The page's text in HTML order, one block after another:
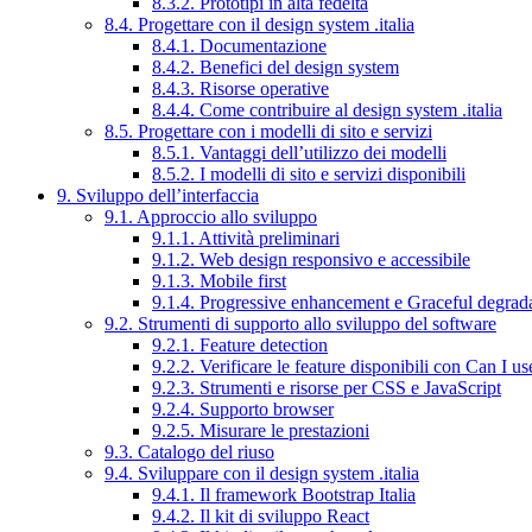
8.4. Progettare con il design system .italia
8.4.1. Documentazione
8.4.2. Benefici del design system
8.4.3. Risorse operative
8.4.4. Come contribuire al design system .italia
8.5. Progettare con i modelli di sito e servizi
8.5.1. Vantaggi dell’utilizzo dei modelli
8.5.2. I modelli di sito e servizi disponibili
9. Sviluppo dell’interfaccia
9.1. Approccio allo sviluppo
9.1.1. Attività preliminari
9.1.2. Web design responsivo e accessibile
9.1.3. Mobile first
9.1.4. Progressive enhancement e Graceful
9.2. Strumenti di supporto allo sviluppo del software
9.2.1. Feature detection
9.2.2. Verificare le feature disponibili con Can I
9.2.3. Strumenti e risorse per CSS e JavaScript
9.2.4. Supporto browser
9.2.5. Misurare le prestazioni
9.3. Catalogo del riuso
9.4. Sviluppare con il design system .italia
9.4.1. Il framework Bootstrap Italia
9.4.2. Il kit di sviluppo React